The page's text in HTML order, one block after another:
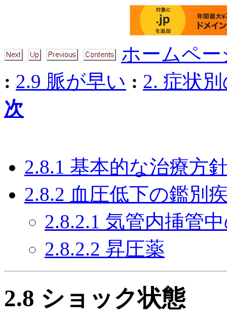
ホームペ
: 2.9 脈が早い : 2. 症状
次
2.8.1 基本的な治療方
2.8.2 血圧低下の鑑別
2.8.2.1 気管内挿管
2.8.2.2 昇圧薬
2.8 ショック状態